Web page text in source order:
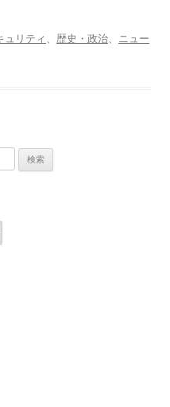
ュリティ、 歴史・政治、 ニュー